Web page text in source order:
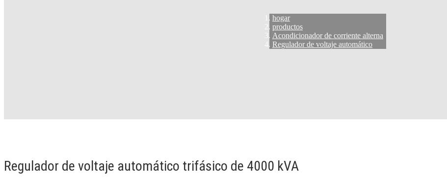
hogar
productos
Acondicionador de corriente alterna
Regulador de voltaje automático
Regulador de voltaje automático trifásico de 4000 kVA